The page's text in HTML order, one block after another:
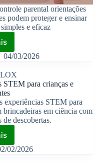
parental orientações
podem proteger e ensinar
e eficaz
04/03/2026
STEM para crianças e
experiências STEM para
brincadeiras em ciência com
descobertas.
02/2026